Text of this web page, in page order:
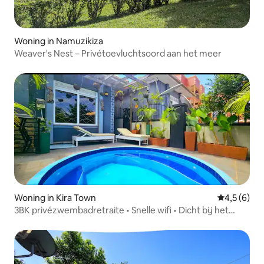
Woning in Namuzikiza
Weaver's Nest – Privétoevluchtsoord aan het meer
Woning in Kira Town
4,5 (6)
3BK privézwembadretraite • Snelle wifi • Dicht bij het